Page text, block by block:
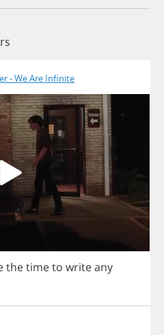
- We Are Infinite
thetimeto writeany